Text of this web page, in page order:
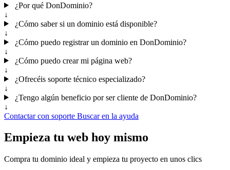
¿Por qué DonDominio?
↓
¿Cómo saber si un dominio está disponible?
↓
¿Cómo puedo registrar un dominio en DonDominio?
↓
¿Cómo puedo crear mi página web?
↓
¿Ofrecéis soporte técnico especializado?
↓
¿Tengo algún beneficio por ser cliente de DonDominio?
↓
Contactar con soporte Buscar en la ayuda
Empieza tu web hoy mismo
Compra tu dominio ideal y empieza tu proyecto en unos clics